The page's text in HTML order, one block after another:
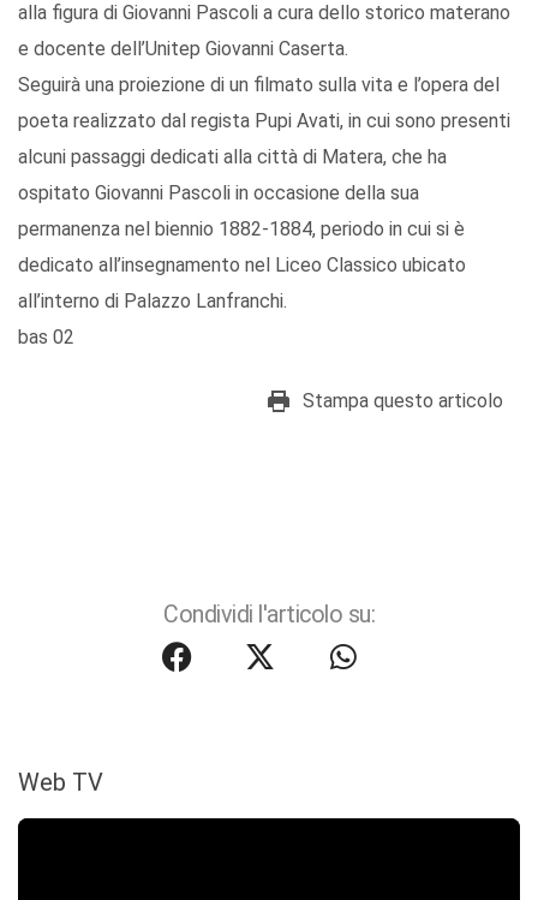
alla figura di Giovanni Pascoli a cura dello storico materano
e docente dell’Unitep Giovanni Caserta.
Seguirà una proiezione di un filmato sulla vita e l’opera del
poeta realizzato dal regista Pupi Avati, in cui sono presenti
alcuni passaggi dedicati alla città di Matera, che ha
ospitato Giovanni Pascoli in occasione della sua
permanenza nel biennio 1882-1884, periodo in cui si è
dedicato all’insegnamento nel Liceo Classico ubicato
all’interno di Palazzo Lanfranchi.
bas 02
Stampa questo articolo
Condividi l'articolo su:
Web TV